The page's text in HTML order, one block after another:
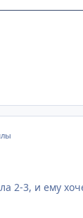
2-3, и ему